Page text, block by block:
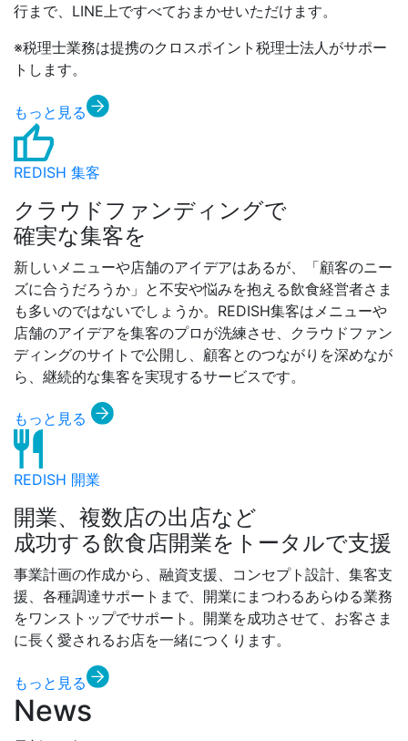
行まで、LINE上ですべておまかせいただけます。
※税理士業務は提携のクロスポイント税理士法人がサポー
トします。
もっと見る
REDISH 集客
クラウドファンディングで
確実な集客を
新しいメニューや店舗のアイデアはあるが、「顧客のニー
ズに合うだろうか」と不安や悩みを抱える飲食経営者さま
も多いのではないでしょうか。REDISH集客はメニューや
店舗のアイデアを集客のプロが洗練させ、クラウドファン
ディングのサイトで公開し、顧客とのつながりを深めなが
ら、継続的な集客を実現するサービスです。
もっと見る
REDISH 開業
開業、複数店の出店など
成功する飲食店開業をトータルで支援
事業計画の作成から、融資支援、コンセプト設計、集客支
援、各種調達サポートまで、開業にまつわるあらゆる業務
をワンストップでサポート。開業を成功させて、お客さま
に長く愛されるお店を一緒につくります。
もっと見る
News